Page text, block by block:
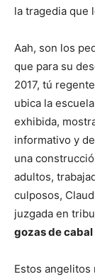
la tragedia que
Aah, son los
que para su
2017, tú
ubica la
exhibida,
informativo y
una
adultos,
culposos,
juzgada en
gozas de
Estos